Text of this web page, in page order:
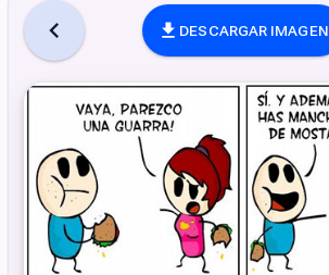
DESCARGAR IMAGEN